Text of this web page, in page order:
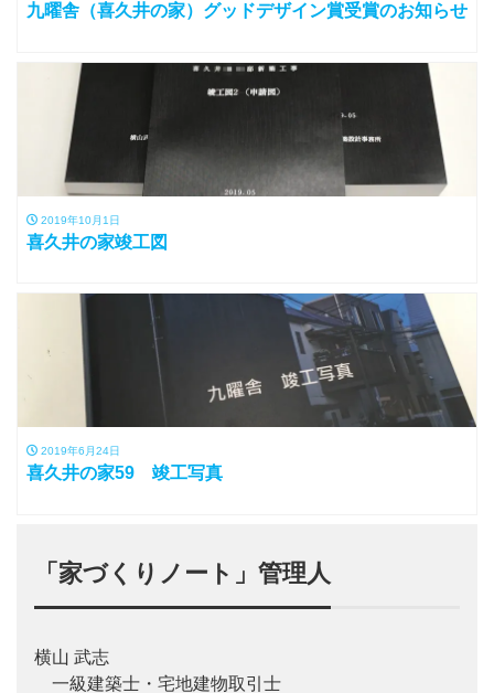
九曜舎（喜久井の家）グッドデザイン賞受賞のお知らせ
2019年10月1日
喜久井の家竣工図
2019年6月24日
喜久井の家59 竣工写真
「家づくりノート」管理人
横山 武志
一級建築士・宅地建物取引士